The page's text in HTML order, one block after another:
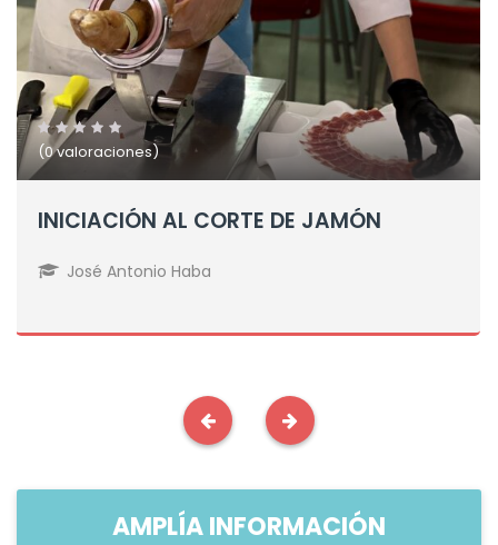
(0 valoraciones)
INICIACIÓN AL CORTE DE JAMÓN
José Antonio Haba
AMPLÍA INFORMACIÓN